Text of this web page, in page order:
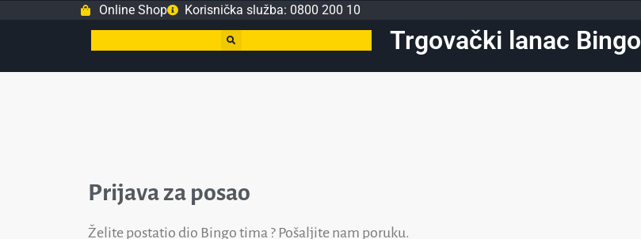
Online Shop Korisnička služba: 0800 200 10
Trgovački lanac Bingo
Prijava za posao
Želite postatio dio Bingo tima ? Pošaljite nam poruku.